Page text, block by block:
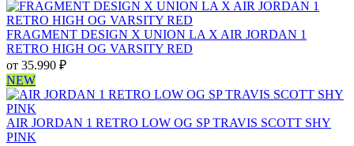
FRAGMENT DESIGN X UNION LA X AIR JORDAN 1
RETRO HIGH OG VARSITY RED
от 35.990 ₽
NEW
AIR JORDAN 1 RETRO LOW OG SP TRAVIS SCOTT SHY
PINK